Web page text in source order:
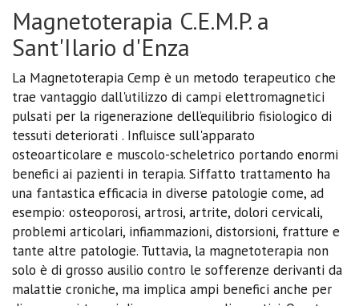
Magnetoterapia C.E.M.P. a
Sant'Ilario d'Enza
La Magnetoterapia Cemp è un metodo terapeutico che
trae vantaggio dall'utilizzo di campi elettromagnetici
pulsati per la rigenerazione dell’equilibrio fisiologico di
tessuti deteriorati . Influisce sull'apparato
osteoarticolare e muscolo-scheletrico portando enormi
benefici ai pazienti in terapia. Siffatto trattamento ha
una fantastica efficacia in diverse patologie come, ad
esempio: osteoporosi, artrosi, artrite, dolori cervicali,
problemi articolari, infiammazioni, distorsioni, fratture e
tante altre patologie. Tuttavia, la magnetoterapia non
solo è di grosso ausilio contro le sofferenze derivanti da
malattie croniche, ma implica ampi benefici anche per